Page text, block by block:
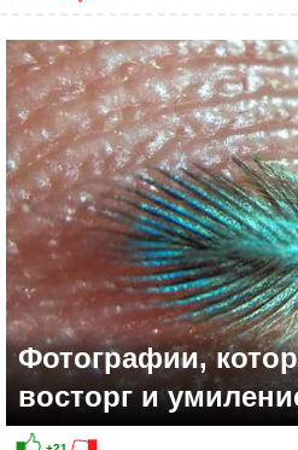
Фотографии,
восторг и